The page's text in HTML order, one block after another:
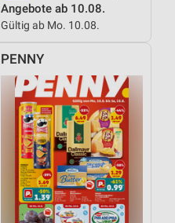
Angebote ab 10.08.
Gültig ab Mo. 10.08.
PENNY